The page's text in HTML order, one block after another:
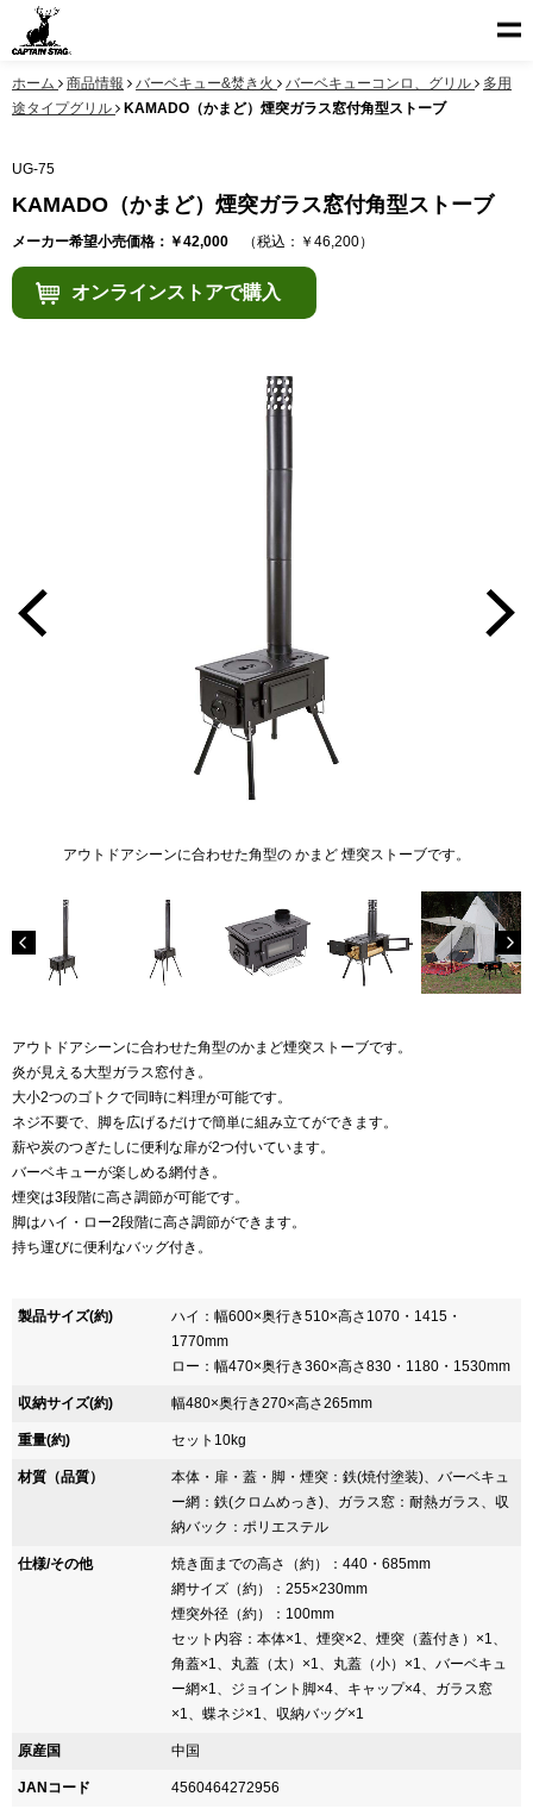
ホーム 商品情報 バーベキュー&焚き火 バーベキューコンロ、グリル
多用
途タイプグリル
KAMADO（かまど）煙突ガラス窓付角型ストーブ
UG-75
KAMADO（かまど）煙突ガラス窓付角型ストーブ
メーカー希望小売価格：￥42,000 （税込：￥46,200）
オンラインストアで購入
アウトドアシーンに合わせた角型の かまど 煙突ストーブです。
アウトドアシーンに合わせた角型のかまど煙突ストーブです。
炎が見える大型ガラス窓付き。
大小2つのゴトクで同時に料理が可能です。
ネジ不要で、脚を広げるだけで簡単に組み立てができます。
薪や炭のつぎたしに便利な扉が2つ付いています。
バーベキューが楽しめる網付き。
煙突は3段階に高さ調節が可能です。
脚はハイ・ロー2段階に高さ調節ができます。
持ち運びに便利なバッグ付き。
製品サイズ(約)
ハイ：幅600×奥行き510×高さ1070・1415・
1770mm
ロー：幅470×奥行き360×高さ830・1180・1530mm
収納サイズ(約) 幅480×奥行き270×高さ265mm
重量(約) セット10kg
材質（品質）
本体・扉・蓋・脚・煙突：鉄(焼付塗装)、バーベキュ
ー網：鉄(クロムめっき)、ガラス窓：耐熱ガラス、収
納バック：ポリエステル
仕様/その他
焼き面までの高さ（約）：440・685mm
網サイズ（約）：255×230mm
煙突外径（約）：100mm
セット内容：本体×1、煙突×2、煙突（蓋付き）×1、
角蓋×1、丸蓋（太）×1、丸蓋（小）×1、バーベキュ
ー網×1、ジョイント脚×4、キャップ×4、ガラス窓
×1、蝶ネジ×1、収納バッグ×1
原産国 中国
JANコード 4560464272956